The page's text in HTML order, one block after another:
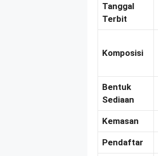
Tanggal
Terbit
Komposisi
Bentuk
Sediaan
Kemasan
Pendaftar